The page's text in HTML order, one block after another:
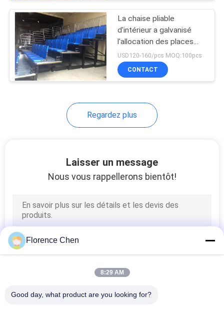
La chaise pliable
d'intérieur a galvanisé
l'allocation des places
escamotable de
blanchisseur avec la LED
USD120-160/pcs MOQ:100pcs
CONTACT
Regardez plus
Laisser un message
Nous vous rappellerons bientôt!
Florence Chen
8:29 AM
Good day, what product are you looking for?